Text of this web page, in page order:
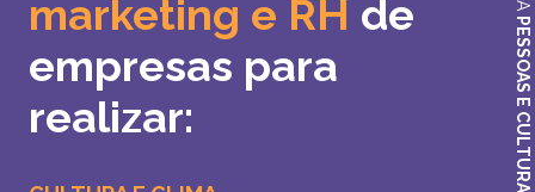
PESSOAS E CULTURA
marketing e RH de
empresas para
realizar: